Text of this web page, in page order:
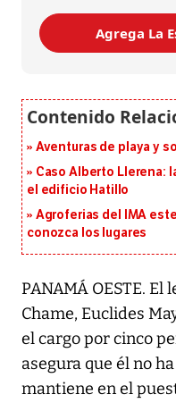
Agrega La
Aventuras de playa y
Caso Alberto Llerena:
el edificio Hatillo
Agroferias del IMA
conozca los lugares
PANAMÁ OESTE.
Chame, Euclides
el cargo por cinco
asegura que él no
mantiene en el